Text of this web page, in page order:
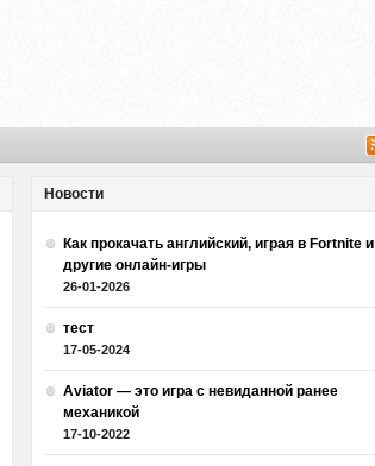
Новости
Как прокачать английский, играя в Fortnite и
другие онлайн-игры
26-01-2026
тест
17-05-2024
Aviator — это игра с невиданной ранее
механикой
17-10-2022